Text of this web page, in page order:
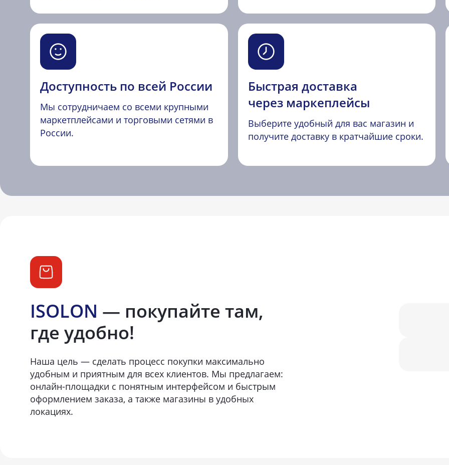
Доступность по всей России
Мы сотрудничаем со всеми крупными
маркетплейсами и торговыми сетями в
России.
Быстрая доставка
через маркеплейсы
Выберите удобный для вас магазин и
получите доставку в кратчайшие сроки.
ISOLON — покупайте там,
где удобно!
Наша цель — сделать процесс покупки максимально
удобным и приятным для всех клиентов. Мы предлагаем:
онлайн-площадки с понятным интерфейсом и быстрым
оформлением заказа, а также магазины в удобных
локациях.